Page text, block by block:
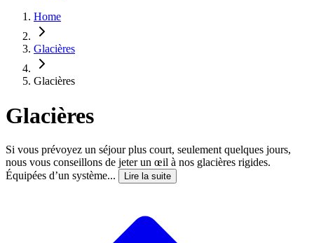
Home
Glacières
Glacières
Glacières
Si vous prévoyez un séjour plus court, seulement quelques jours,
nous vous conseillons de jeter un œil à nos glacières rigides.
Équipées d’un système...
Lire la suite